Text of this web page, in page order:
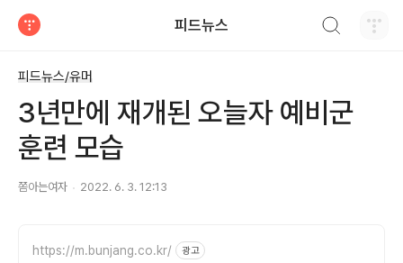
피드뉴스
피드뉴스/유머
3년만에 재개된 오늘자 예비군
훈련 모습
쫌아는여자 2022. 6. 3. 12:13
https://m.bunjang.co.kr/ 광고